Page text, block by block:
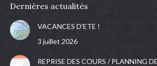
Dernières actualités
VACANCES D’ETE !
3 juillet 2026
REPRISE DES COURS / PLANNING